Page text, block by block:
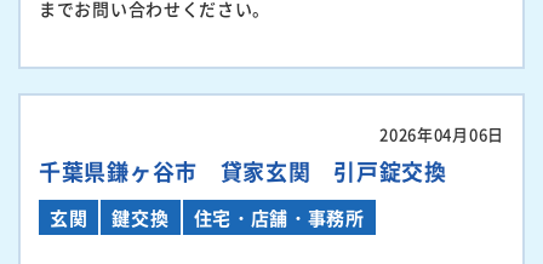
までお問い合わせください。
2026年04月06日
千葉県鎌ヶ谷市 貸家玄関 引戸錠交換
玄関 鍵交換 住宅・店舗・事務所